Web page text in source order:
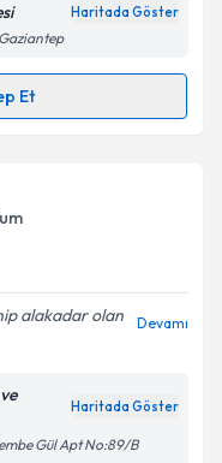
ilişkin
belirtilen
ediyorum.
Haritada Göster
Et
takvimi talebi
almanız için bir
bilgilendireceğiz.
ilişkin
Aydınlatma
ediyorum.
alakadar olan
Devamı
Haritada Göster
Gül Apt No:89/B